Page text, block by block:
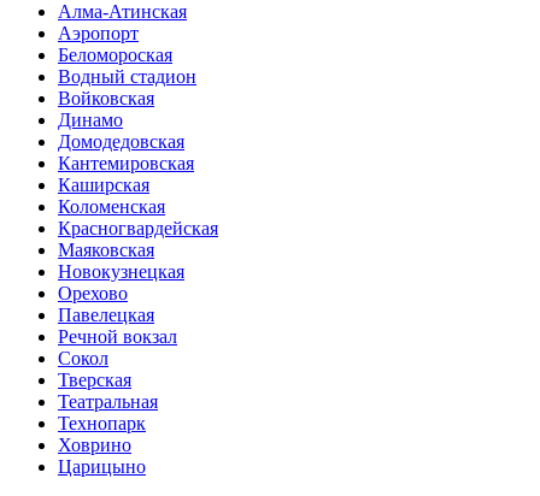
Алма-Атинская
Аэропорт
Беломороская
Водный стадион
Войковская
Динамо
Домоде­довская
Кантеми­ровская
Каширская
Коломенская
Красногвар­дейская
Маяковская
Новокузнецкая
Орехово
Павелецкая
Речной вокзал
Сокол
Тверская
Театральная
Технопарк
Ховрино
Царицыно